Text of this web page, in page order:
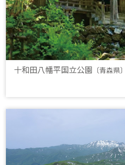
十和田八幡平国立公園 〔青森県〕